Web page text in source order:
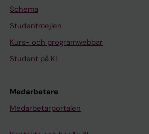
Schema
Studentmejlen
Kurs- och programwebbar
Student på KI
Medarbetare
Medarbetarportalen